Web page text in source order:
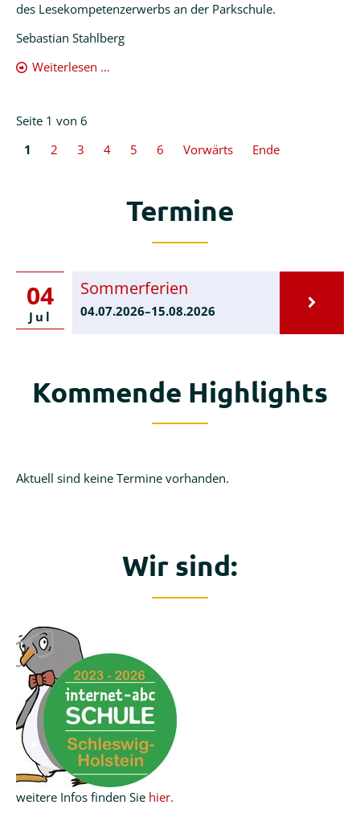
des Lesekompetenzerwerbs an der Parkschule.
Sebastian Stahlberg
Weiterlesen …
Seite 1 von 6
1
2 3 4 5 6 Vorwärts Ende
Termine
04
Jul
Sommerferien
04.07.2026–15.08.2026
Kommende Highlights
Aktuell sind keine Termine vorhanden.
Wir sind:
weitere Infos finden Sie hier.